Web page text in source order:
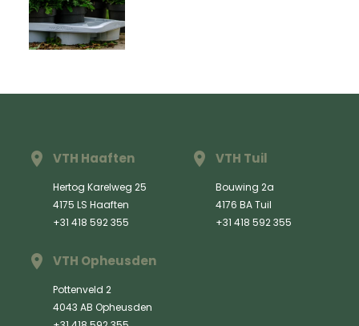
VTH Haaften
Hertog Karelweg 25
4175 LS Haaften
+31 418 592 355
VTH Tuil
Bouwing 2a
4176 BA Tuil
+31 418 592 355
VTH Opheusden
Pottenveld 2
4043 AB Opheusden